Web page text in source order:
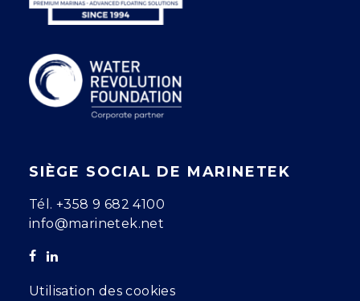
SIÈGE SOCIAL DE MARINETEK
Tél. +358 9 682 4100
info@marinetek.net
Utilisation des cookies